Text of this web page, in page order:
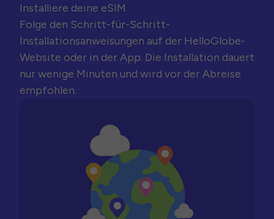
Installiere deine eSIM
Folge den Schritt-für-Schritt-
Installationsanweisungen auf der HelloGlobe-
Website oder in der App. Die Installation dauert
nur wenige Minuten und wird vor der Abreise
empfohlen.